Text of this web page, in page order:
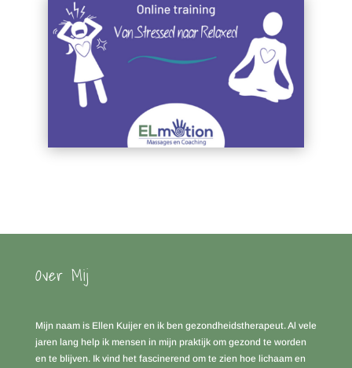
Over Mij
Mijn naam is Ellen Kuijer en ik ben gezondheidstherapeut. Al vele
jaren lang help ik mensen in mijn praktijk om gezond te worden
en te blijven. Ik vind het fascinerend om te zien hoe lichaam en